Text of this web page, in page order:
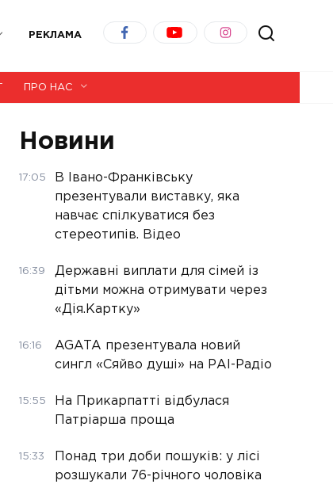
РЕКЛАМА
ПРО НАС
Новини
17:05
В Івано-Франківську
презентували виставку, яка
навчає спілкуватися без
стереотипів. Відео
16:39
Державні виплати для сімей із
дітьми можна отримувати через
«Дія.Картку»
16:16
AGATA презентувала новий
сингл «Сяйво душі» на РАІ-Радіо
15:55
На Прикарпатті відбулася
Патріарша проща
15:33
Понад три доби пошуків: у лісі
розшукали 76-річного чоловіка